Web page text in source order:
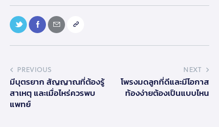
PREVIOUS
มีบุตรยาก สัญญาณที่ต้องรู้
สาเหตุ และเมื่อไหร่ควรพบ
แพทย์
NEXT
โพรงมดลูกที่ดีและมีโอกาส
ท้องง่ายต้องเป็นแบบไหน